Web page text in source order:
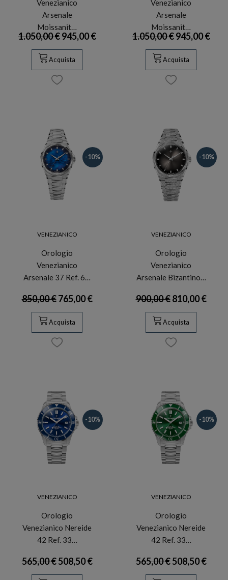
Venezianico
Arsenale
Moissanit…
1.050,00 €945,00 €
Acquista
Venezianico
Arsenale
Moissanit…
1.050,00 €945,00 €
Acquista
-10%
VENEZIANICO
Orologio
Venezianico
Arsenale 37 Ref. 6…
850,00 €765,00 €
Acquista
-10%
VENEZIANICO
Orologio
Venezianico
Arsenale Bizantino…
900,00 €810,00 €
Acquista
-10%
VENEZIANICO
Orologio
Venezianico Nereide
42 Ref. 33…
565,00 €508,50 €
-10%
VENEZIANICO
Orologio
Venezianico Nereide
42 Ref. 33…
565,00 €508,50 €